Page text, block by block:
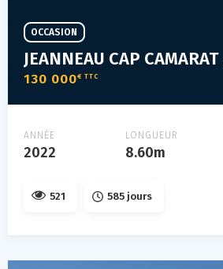
130 000€ TTC
OCCASION
ANNÉE
2022
LONGUEUR
8.60m
521 585 jours